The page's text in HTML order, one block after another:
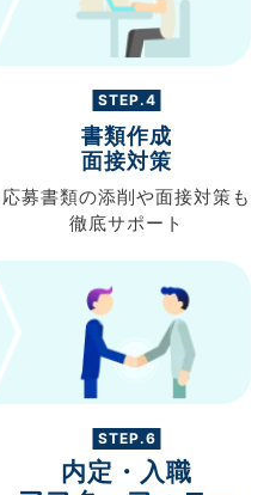
STEP.4
書類作成
面接対策
応募書類の添削や面接対策も
徹底サポート
STEP.6
内定・入職